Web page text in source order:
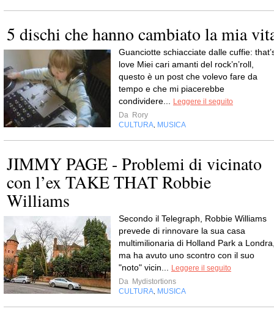
5 dischi che hanno cambiato la mia
Guanciotte schiacciate dalle cuffie:
love Miei cari amanti del rock’n’roll,
questo è un post che volevo fare da
tempo e che mi piacerebbe
condividere...
Leggere il seguito
Da Rory
CULTURA MUSICA
JIMMY PAGE - Problemi di vicinato
con l’ex TAKE THAT Robbie
Williams
Secondo il Telegraph, Robbie Williams
prevede di rinnovare la sua casa
multimilionaria di Holland Park a
ma ha avuto uno scontro con il suo
"noto" vicin...
Leggere il seguito
Da Mydistortions
CULTURA MUSICA